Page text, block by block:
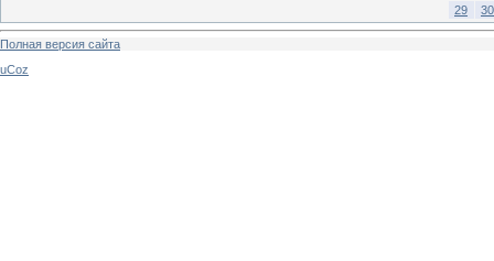
29
30
Полная версия сайта
uCoz